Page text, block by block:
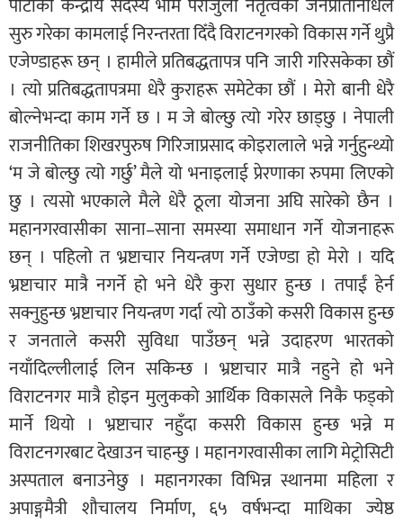
पार्टीका केन्द्रीय सदस्य भीम पराजुली नेतृत्वको जनप्रतिनिधिले
सुरु गरेका कामलाई निरन्तरता दिँदै विराटनगरको विकास गर्ने थुप्रै
एजेण्डाहरू छन् । हामीले प्रतिबद्धतापत्र पनि जारी गरिसकेका छौं
। त्यो प्रतिबद्धतापत्रमा धेरै कुराहरू समेटेका छौं । मेरो बानी धेरै
बोल्नेभन्दा काम गर्ने छ । म जे बोल्छु त्यो गरेर छाड्छु । नेपाली
राजनीतिका शिखरपुरुष गिरिजाप्रसाद कोइरालाले भन्ने गर्नुहुन्थ्यो
‘म जे बोल्छु त्यो गर्छु’ मैले यो भनाइलाई प्रेरणाका रुपमा लिएको
छु । त्यसो भएकाले मैले धेरै ठूला योजना अघि सारेको छैन ।
महानगरवासीका साना–साना समस्या समाधान गर्ने योजनाहरू
छन् । पहिलो त भ्रष्टाचार नियन्त्रण गर्ने एजेण्डा हो मेरो । यदि
भ्रष्टाचार मात्रै नगर्ने हो भने धेरै कुरा सुधार हुन्छ । तपाईं हेर्न
सक्नुहुन्छ भ्रष्टाचार नियन्त्रण गर्दा त्यो ठाउँको कसरी विकास हुन्छ
र जनताले कसरी सुविधा पाउँछन् भन्ने उदाहरण भारतको
नयाँदिल्लीलाई लिन सकिन्छ । भ्रष्टाचार मात्रै नहुने हो भने
विराटनगर मात्रै होइन मुलुकको आर्थिक विकासले निकै फड्को
मार्ने थियो । भ्रष्टाचार नहुँदा कसरी विकास हुन्छ भन्ने म
विराटनगरबाट देखाउन चाहन्छु । महानगरवासीका लागि मेट्रोसिटी
अस्पताल बनाउनेछु । महानगरका विभिन्न स्थानमा महिला र
अपाङ्गमैत्री शौचालय निर्माण, ६५ वर्षभन्दा माथिका ज्येष्ठ